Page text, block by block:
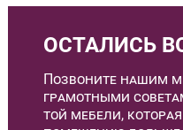
ОСТАЛИСЬ
Позвоните нашим
грамотными
той мебели,